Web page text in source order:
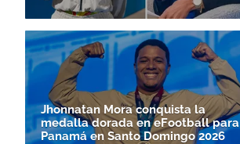
Jhonnatan Mora conquista la
medalla dorada en eFootball para
Panamá en Santo Doming­o 2026